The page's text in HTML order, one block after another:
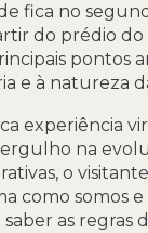
fica no
do prédio
pontos
e à natureza
experiência
na
o
como somos
as